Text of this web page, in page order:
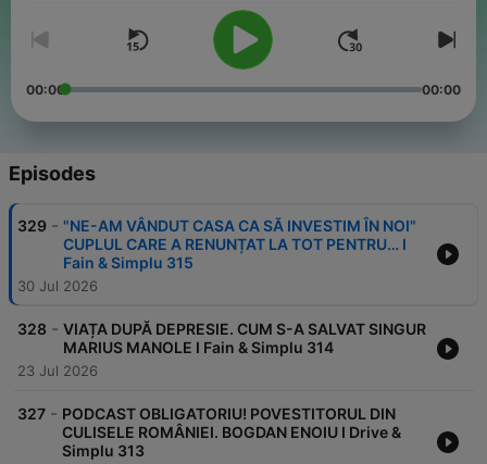
00:00 00:00
Episodes
329 - "NE-AM VÂNDUT CASA CA SĂ INVESTIM ÎN NOI"
CUPLUL CARE A RENUNȚAT LA TOT PENTRU… I
Fain & Simplu 315
30 Jul 2026
328 - VIAȚA DUPĂ DEPRESIE. CUM S-A SALVAT SINGUR
MARIUS MANOLE I Fain & Simplu 314
23 Jul 2026
327 - PODCAST OBLIGATORIU! POVESTITORUL DIN
CULISELE ROMÂNIEI. BOGDAN ENOIU I Drive &
Simplu 313